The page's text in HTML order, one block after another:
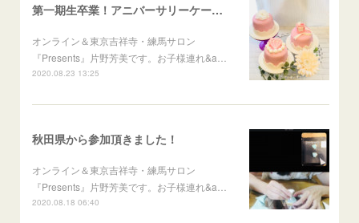
第一期生卒業！アニバーサリーケーキ認定講座
オンライン＆東京吉祥寺・練馬サロン
『Presents』片野芳美です。お子様連れ&a…
2020.08.23 13:25
秋田県から参加頂きました！
オンライン＆東京吉祥寺・練馬サロン
『Presents』片野芳美です。お子様連れ&a…
2020.08.18 06:40